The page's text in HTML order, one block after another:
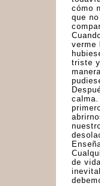
cómo
que
verme
triste
de